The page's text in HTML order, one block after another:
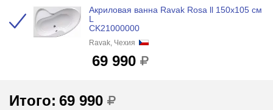
Акриловая ванна Ravak Rosa ll 150x105 см
L
CK21000000
Ravak, Чехия
69 990
Итого: 69 990